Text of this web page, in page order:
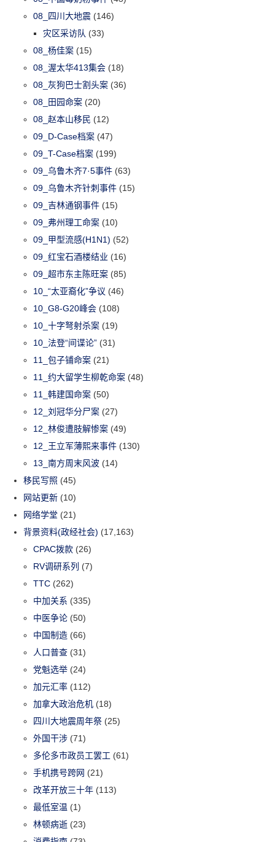
08_四川大地震 (146)
灾区采访队 (33)
08_杨佳案 (15)
08_渥太华413集会 (18)
08_灰狗巴士割头案 (36)
08_田园命案 (20)
08_赵本山移民 (12)
09_D-Case档案 (47)
09_T-Case档案 (199)
09_乌鲁木齐7·5事件 (63)
09_乌鲁木齐针刺事件 (15)
09_吉林通钢事件 (15)
09_弗州理工命案 (10)
09_甲型流感(H1N1) (52)
09_红宝石酒楼结业 (16)
09_超市东主陈旺案 (85)
10_“太亚裔化”争议 (46)
10_G8-G20峰会 (108)
10_十字弩射杀案 (19)
10_法登“间谍论” (31)
11_包子铺命案 (21)
11_约大留学生柳乾命案 (48)
11_韩建国命案 (50)
12_刘冠华分尸案 (27)
12_林俊遭肢解惨案 (49)
12_王立军薄熙来事件 (130)
13_南方周末风波 (14)
移民写照 (45)
网站更新 (10)
网络学堂 (21)
背景资料(政经社会) (17,163)
CPAC拨款 (26)
RV调研系列 (7)
TTC (262)
中加关系 (335)
中医争论 (50)
中国制造 (66)
人口普查 (31)
党魁选举 (24)
加元汇率 (112)
加拿大政治危机 (18)
四川大地震周年祭 (25)
外国干涉 (71)
多伦多市政员工罢工 (61)
手机携号跨网 (21)
改革开放三十年 (113)
最低室温 (1)
林顿病逝 (23)